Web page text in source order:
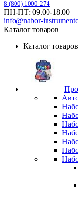
8 (800) 1000-274
ПН-ПТ: 09.00-18.00
info@nabor-
Каталог товаров
Каталог товаров